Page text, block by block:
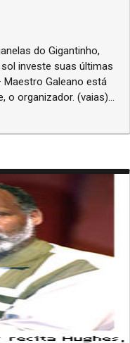
do Gigantinho,
investe suas últimas
o organizador. (vaias)...